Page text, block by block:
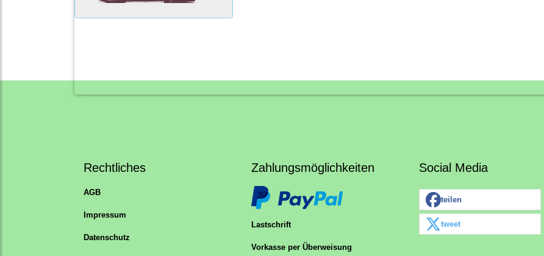
Rechtliches
AGB
Impressum
Datenschutz
Zahlungsmöglichkeiten
Lastschrift
Vorkasse per Überweisung
Social Media
teilen
tweet